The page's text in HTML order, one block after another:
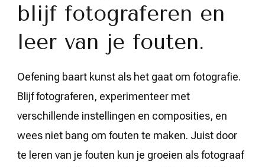
blijf fotograferen en
leer van je fouten.
Oefening baart kunst als het gaat om fotografie.
Blijf fotograferen, experimenteer met
verschillende instellingen en composities, en
wees niet bang om fouten te maken. Juist door
te leren van je fouten kun je groeien als fotograaf